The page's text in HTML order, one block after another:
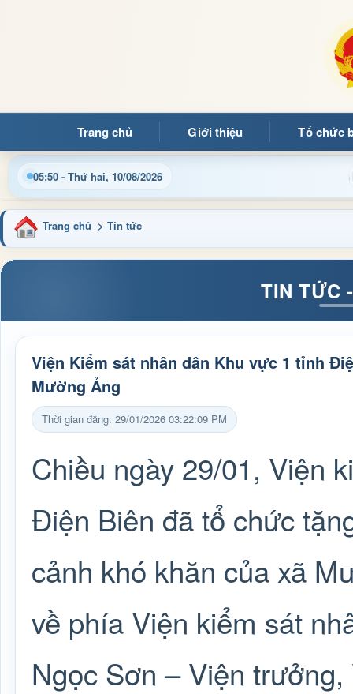
Trang chủ Giới thiệu Tổ chức
05:50 - Thứ hai, 10/08/2026
Ảng Cập nhật thông tin điều hành, thủ tục hành
Trang chủ > Tin tức
TIN TỨC
Viện Kiểm sát nhân dân Khu vực 1 tỉnh
Mường Ảng
Thời gian đăng: 29/01/2026 03:22:09 PM
Chiều ngày 29/01, Viện
Điện Biên đã tổ chức
cảnh khó khăn của xã
về phía Viện kiểm sát
Ngọc Sơn – Viện